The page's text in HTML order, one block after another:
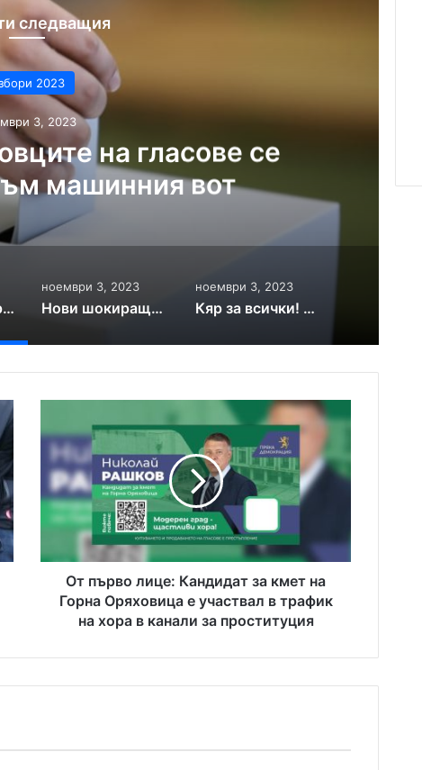
следващия
2023
3, 2023
на гласове се
машинния вот
Политолог: Търговците на гласове се адаптирали към машинния вот
ноември 3, 2023
Нови шокиращи нарушения по време на вота: Как бюлетини стават валидни
ноември 3, 2023
Кяр за всички! Мераклия за общинар скандализира с предложение в изборната нощ ВИДЕО
в
и
а
а
От първо лице: Кандидат за кмет на
Горна Оряховица е участвал в трафик
на хора в канали за проституция